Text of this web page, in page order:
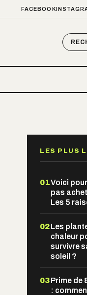
FACEBOOK
LES PLUS
01Voici
pas
Les 5
02Les
chaleur
survivre
soleil ?
03Prime de
: